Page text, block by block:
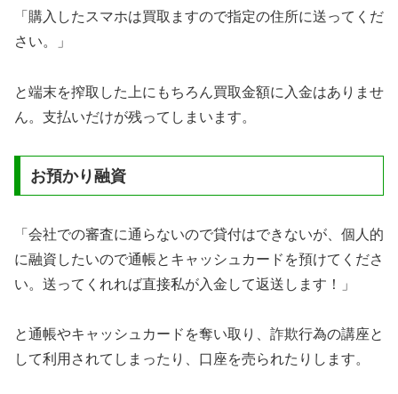
「購入したスマホは買取ますので指定の住所に送ってくだ
さい。」
と端末を搾取した上にもちろん買取金額に入金はありませ
ん。支払いだけが残ってしまいます。
お預かり融資
「会社での審査に通らないので貸付はできないが、個人的
に融資したいので通帳とキャッシュカードを預けてくださ
い。送ってくれれば直接私が入金して返送します！」
と通帳やキャッシュカードを奪い取り、詐欺行為の講座と
して利用されてしまったり、口座を売られたりします。